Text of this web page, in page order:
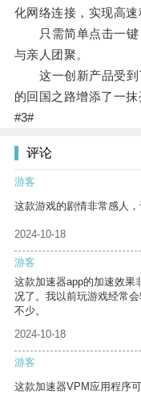
化网络连接，实现高速
只需简单点击一键
与亲人团聚。
这一创新产品受到
的回国之路增添了一抹
#3#
评论
游客
这款游戏的剧情非常感人，
2024-10-18
游客
这款加速器app的加速效果
况了。我以前玩游戏经常
不少。
2024-10-18
游客
这款加速器VPM应用程序